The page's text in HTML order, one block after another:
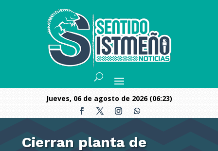
jueves, 06 de agosto de 2026 (06:23)
Cierran planta de